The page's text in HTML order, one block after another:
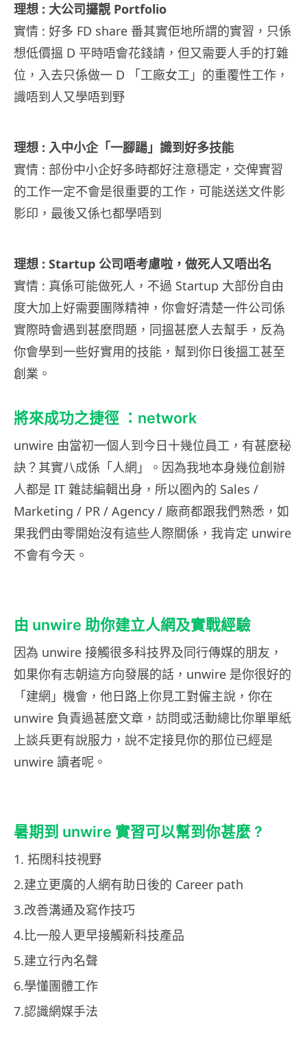
理想 : 大公司攞靚 Portfolio
實情 : 好多 FD share 番其實佢地所謂的實習，只係
想低價搵 D 平時唔會花錢請，但又需要人手的打雜
位，入去只係做一 D 「工廠女工」的重覆性工作，
識唔到人又學唔到野
理想 : 入中小企「一腳踼」識到好多技能
實情 : 部份中小企好多時都好注意穩定，交俾實習
的工作一定不會是很重要的工作，可能送送文件影
影印，最後又係乜都學唔到
理想 : Startup 公司唔考慮啦，做死人又唔出名
實情 : 真係可能做死人，不過 Startup 大部份自由
度大加上好需要團隊精神，你會好清楚一件公司係
實際時會遇到甚麼問題，同搵甚麼人去幫手，反為
你會學到一些好實用的技能，幫到你日後搵工甚至
創業。
將來成功之捷徑 ：network
unwire 由當初一個人到今日十幾位員工，有甚麼秘
訣？其實八成係「人網」。因為我地本身幾位創辦
人都是 IT 雜誌編輯出身，所以圈內的 Sales /
Marketing / PR / Agency / 廠商都跟我們熟悉，如
果我們由零開始沒有這些人際關係，我肯定 unwire
不會有今天。
由 unwire 助你建立人網及實戰經驗
因為 unwire 接觸很多科技界及同行傳媒的朋友，
如果你有志朝這方向發展的話，unwire 是你很好的
「建網」機會，他日路上你見工對僱主說，你在
unwire 負責過甚麼文章，訪問或活動總比你單單紙
上談兵更有說服力，說不定接見你的那位已經是
unwire 讀者呢。
暑期到 unwire 實習可以幫到你甚麼 ?
1. 拓闊科技視野
2.建立更廣的人網有助日後的 Career path
3.改善溝通及寫作技巧
4.比一般人更早接觸新科技產品
5.建立行內名聲
6.學懂團體工作
7.認識網媒手法